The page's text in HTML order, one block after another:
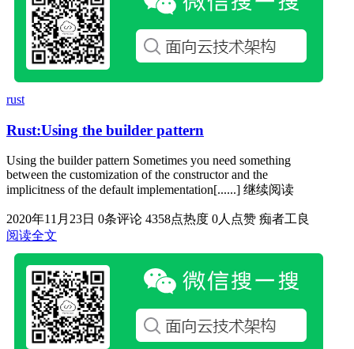
rust
Rust:Using the builder pattern
Using the builder pattern Sometimes you need something
between the customization of the constructor and the
implicitness of the default implementation[......] 继续阅读
2020年11月23日 0条评论 4358点热度 0人点赞 痴者工良
阅读全文